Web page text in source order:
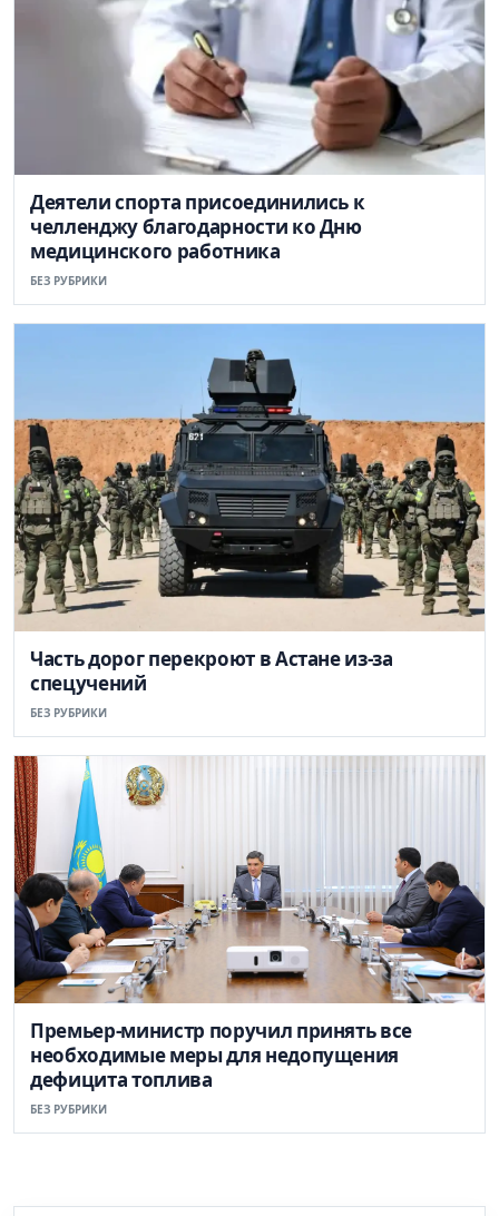
Деятели спорта присоединились к
челленджу благодарности ко Дню
медицинского работника
БЕЗ РУБРИКИ
Часть дорог перекроют в Астане из-за
спецучений
БЕЗ РУБРИКИ
Премьер-министр поручил принять все
необходимые меры для недопущения
дефицита топлива
БЕЗ РУБРИКИ